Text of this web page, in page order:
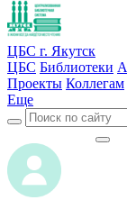
ЦБС г. Якутск
ЦБС Библиотеки
Проекты Коллегам
Еще